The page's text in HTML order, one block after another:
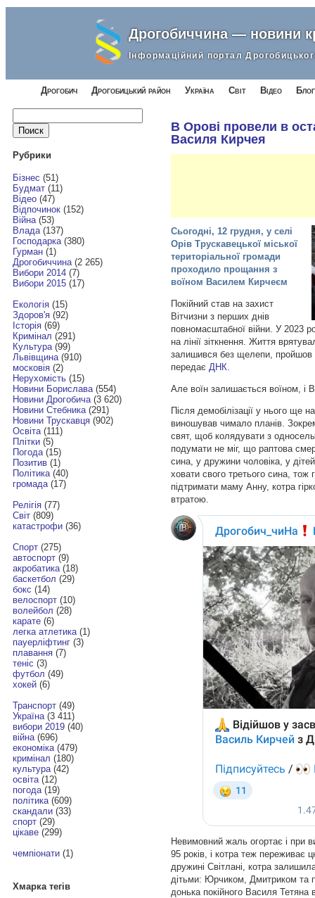
Дрогобиччина — новини
Інформаційний портал
Дрогобич Дрогобицький район Україна Світ Відео
Найти:
Рубрики
Бізнес (51)
Будмат(11)
Відео(47)
Відпочинок(152)
Війна(53)
Влада(137)
Господарка(380)
Гурман(1)
Дрогобиччина(2 265)
Вибори 2014(7)
Вибори 2015(17)
Екологія(15)
Здоров'я(92)
Історія(69)
Кримінал (291)
Культура(99)
Львівщина(910)
московія(2)
Нерухомість(15)
Новини Борислава(554)
Новини Дрогобича(3 620)
Новини Стебника(291)
Новини Трускавця(902)
Освіта(111)
Плітки(5)
Погода(15)
Позитив(1)
Політика(40)
громада(17)
Релігія(77)
Світ(809)
катастрофи(36)
Спорт(275)
автоспорт(9)
акробатика(18)
баскетбол (29)
бокс (14)
велоспорт(10)
волейбол (28)
карате(6)
легка атлетика(1)
пауерліфтинг(3)
плавання(7)
теніс (3)
футбол (49)
хокей(6)
Транспорт(49)
Україна(3 411)
вибори 2019(40)
війна(696)
економіка(479)
кримінал (180)
культура(42)
освіта(12)
погода(19)
політика(609)
скандали(33)
спорт(29)
цікаве(299)
чемпіонати(1)
Хмарка тегів
В Орові провели в
Василя Кирчея
Сьогодні, 12 грудня, у селі
Орів Трускавецької міської
територіальної громади
проходило прощання з
воїном Василем Кирчеєм
Покійний став на захист
Вітчизни з перших днів
повномасштабної війни. У 2023
на лінії зіткнення. Життя
залишився без щелепи, пройшов
передає ДНК
Але воїн залишається воїном, і
Після демобілізації у нього ще
виношував чимало планів.
свят, щоб колядувати з
подумати не міг, що раптова
сина, у дружини чоловіка, у
ховати свого третього сина,
підтримати маму Анну, котра
втратою.
Невимовний жаль огортає і при
95 років, і котра теж
дружині Світлані, котра
дітьми: Юрчиком, Дмитриком та
донька покійного Василя